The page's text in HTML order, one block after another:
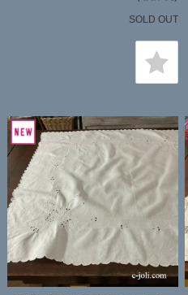
SOLD OUT